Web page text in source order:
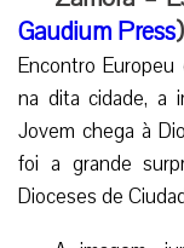
Gaudium Press)
Encontro
na dita cidade, a
Jovem chega à
foi a grande
Dioceses de